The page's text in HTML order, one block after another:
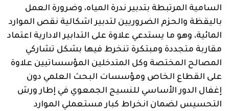
السامية المرتبطة بتدبير ندرة المياه، وضرورة العمل
باليقظة والحزم الضروريين لتدبير اشكالية نقص الموارد
المائية، وهو ما يستدعي علاوة على التدابير الادارية اعتماد
مقاربة متجددة ومبتكرة تنخرط فيها بشكل تشاركي
المصالح المختصة وكل المتدخلين المؤسساتيين علاوة
على القطاع الخاص ومؤسسات البحث العلمي دون
إغفال الدور الأساسي للنسيج الجمعوي في إطار ورش
التحسيس لضمان انخراط كبار مستعملي الموارد